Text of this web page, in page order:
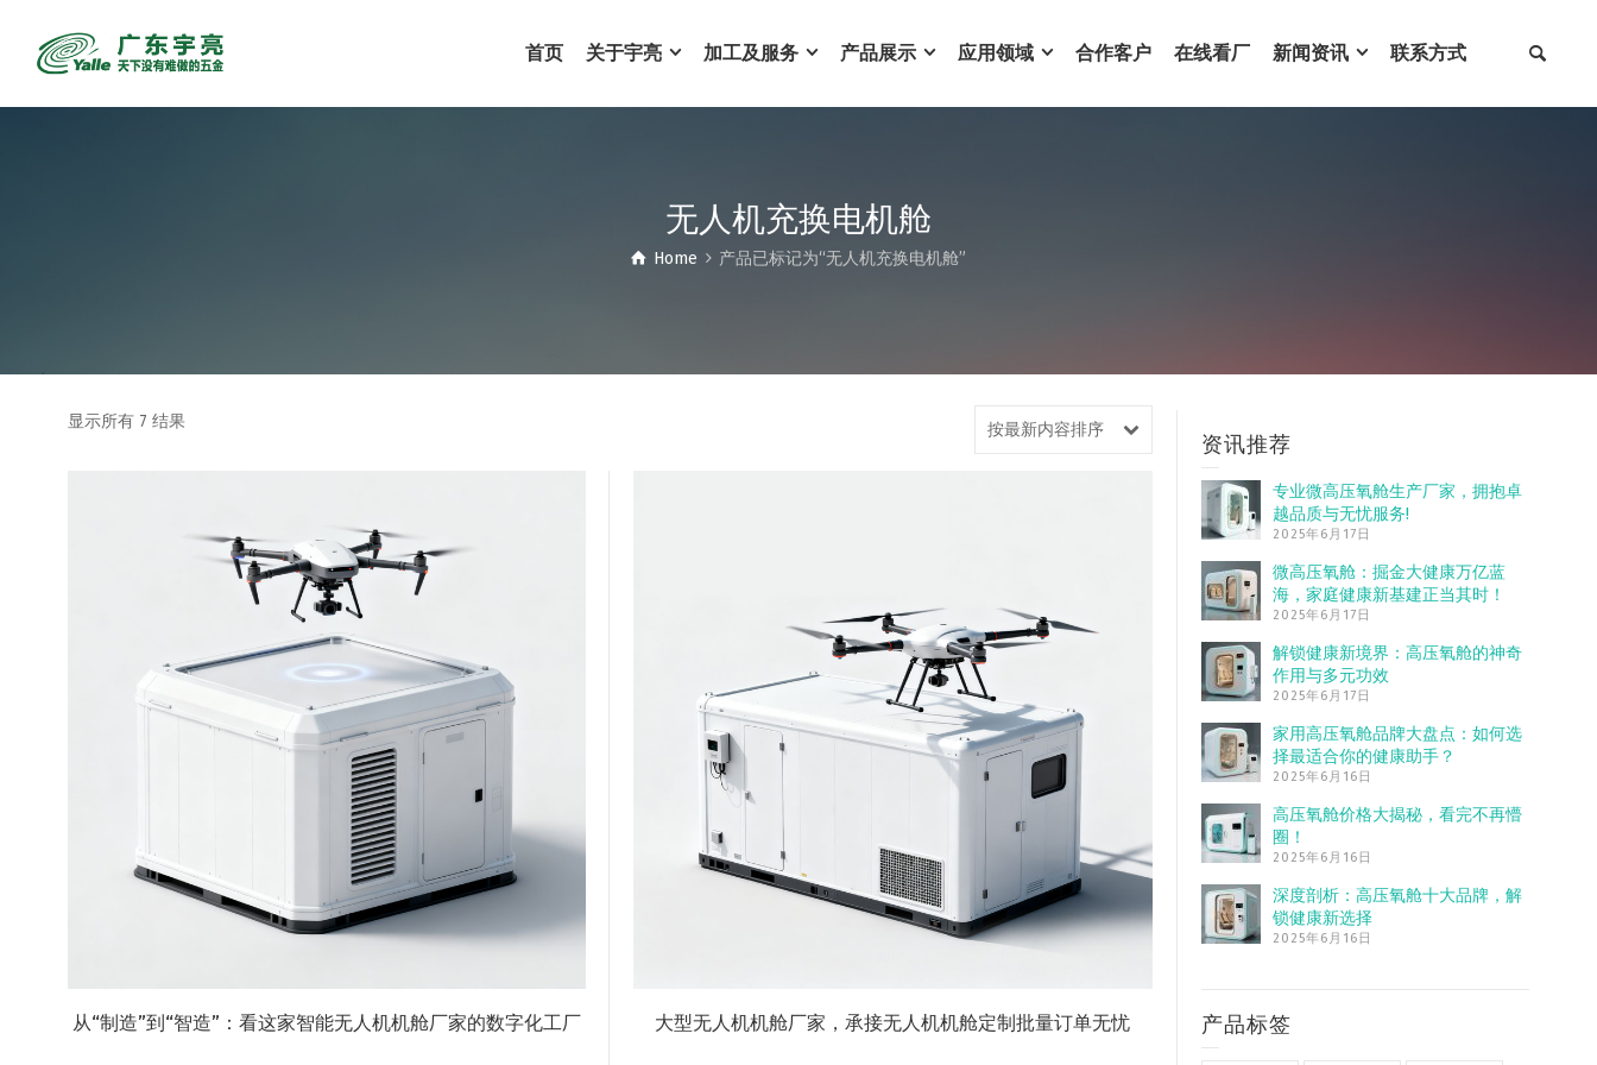
首页 关于宇亮 加工及服务 产品展示 应用领域 合作客户 在线看厂 新闻资讯 联系方式
无人机充换电机舱
Home 产品已标记为“无人机充换电机舱”
显示所有 7 结果 按最新内容排序
从“制造”到“智造”：看这家智能无人机机舱厂家的数字化工厂 大型无人机机舱厂家，承接无人机机舱定制批量订单无忧
资讯推荐
专业微高压氧舱生产厂家，拥抱卓
越品质与无忧服务!
2025年6月17日
微高压氧舱：掘金大健康万亿蓝
海，家庭健康新基建正当其时！
2025年6月17日
解锁健康新境界：高压氧舱的神奇
作用与多元功效
2025年6月17日
家用高压氧舱品牌大盘点：如何选
择最适合你的健康助手？
2025年6月16日
高压氧舱价格大揭秘，看完不再懵
圈！
2025年6月16日
深度剖析：高压氧舱十大品牌，解
锁健康新选择
2025年6月16日
产品标签